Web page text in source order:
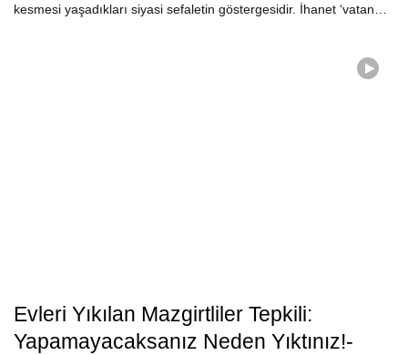
kesmesi yaşadıkları siyasi sefaletin göstergesidir. İhanet ‘vatan…
Evleri Yıkılan Mazgirtliler Tepkili:
Yapamayacaksanız Neden Yıktınız!-